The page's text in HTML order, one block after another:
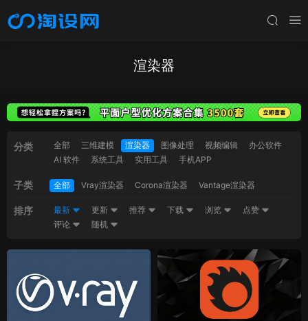
渲染器
分类 全部 三维建模 渲染器 图像处理 视频编辑
办公软件
AI 软件
系统工具 实用工具 手机APP
子类 全部 Vray渲染器 Corona渲染器 Vantage渲染器
排序 最新 更新 推荐 下载 浏览
点赞
评论
随机